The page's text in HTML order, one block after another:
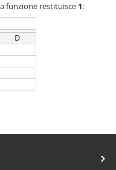
funzione restituisce 1: